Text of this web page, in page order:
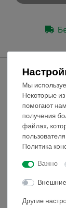
Контактное
Декларация о
Вводные
Мы
Некоторые
помогают
получения
файлах,
Политика
Важно
Другие